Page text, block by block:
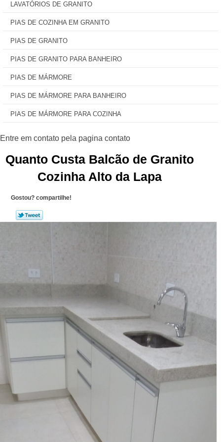
LAVATÓRIOS DE GRANITO
PIAS DE COZINHA EM GRANITO
PIAS DE GRANITO
PIAS DE GRANITO PARA BANHEIRO
PIAS DE MÁRMORE
PIAS DE MÁRMORE PARA BANHEIRO
PIAS DE MÁRMORE PARA COZINHA
Quanto Custa Balcão de Granito
Cozinha Alto da Lapa
Gostou? compartilhe!